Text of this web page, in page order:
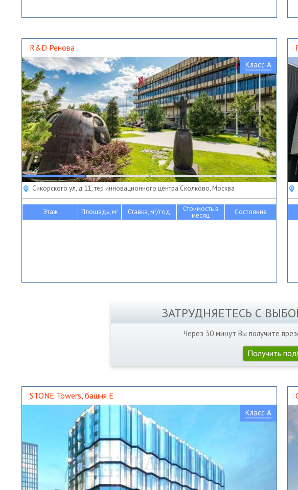
R&D Ренова
Класс A
Сикорского ул, д 11, тер инновационного центра Сколково, Москва
Этаж Площадь, м2 Ставка, м2/год Стоимость в
месяц Состояние
ЗАТРУДНЯЕТЕСЬ С
Через 30 минут Вы получите
Получить
STONE Towers, башня Е
Класс A